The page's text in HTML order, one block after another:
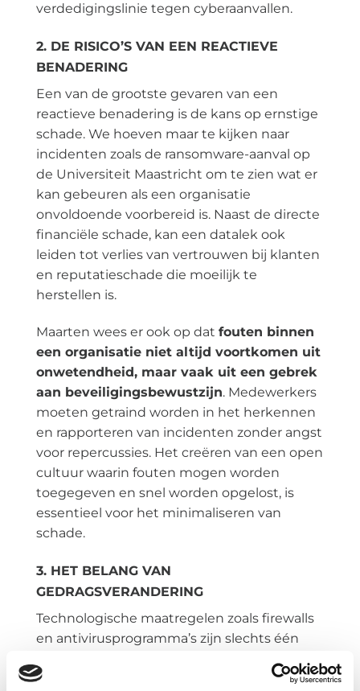
verdedigingslinie tegen cyberaanvallen.
2. DE RISICO’S VAN EEN REACTIEVE
BENADERING
Een van de grootste gevaren van een
reactieve benadering is de kans op ernstige
schade. We hoeven maar te kijken naar
incidenten zoals de ransomware-aanval op
de Universiteit Maastricht om te zien wat er
kan gebeuren als een organisatie
onvoldoende voorbereid is. Naast de directe
financiële schade, kan een datalek ook
leiden tot verlies van vertrouwen bij klanten
en reputatieschade die moeilijk te
herstellen is.
Maarten wees er ook op dat fouten binnen
een organisatie niet altijd voortkomen uit
onwetendheid, maar vaak uit een gebrek
aan beveiligingsbewustzijn. Medewerkers
moeten getraind worden in het herkennen
en rapporteren van incidenten zonder angst
voor repercussies. Het creëren van een open
cultuur waarin fouten mogen worden
toegegeven en snel worden opgelost, is
essentieel voor het minimaliseren van
schade.
3. HET BELANG VAN
GEDRAGSVERANDERING
Technologische maatregelen zoals firewalls
en antivirusprogramma’s zijn slechts één
minstens zo belangrijk, is de manier waarop